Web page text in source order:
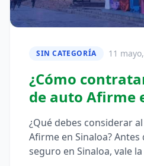
SIN CATEGORÍA 11
¿Cómo
de auto Afirme
¿Qué debes considerar
Afirme en Sinaloa?
seguro en Sinaloa, vale